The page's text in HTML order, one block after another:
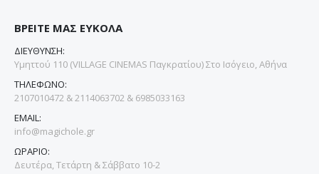
ΒΡΕΙΤΕ ΜΑΣ ΕΥΚΟΛΑ
ΔΙΕΥΘΥΝΣΗ:
Υμηττού 110 (VILLAGE CINEMAS Παγκρατίου) Στο Ισόγειο, Αθήνα
ΤΗΛΕΦΩΝΟ:
2107010472 & 2114063702 & 6985033163
EMAIL:
info@magichole.gr
ΩΡΑΡΙΟ:
Δευτέρα, Τετάρτη & Σάββατο 10-2